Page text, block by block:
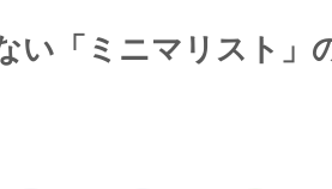
い「ミニマリスト」